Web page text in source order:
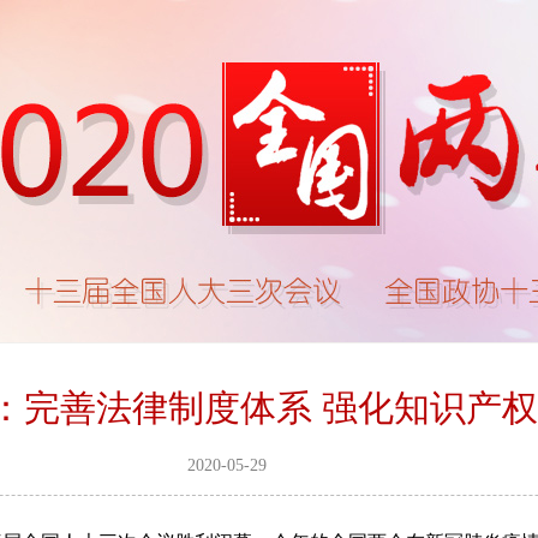
完善法律制度体系 强化知识产
2020-05-29